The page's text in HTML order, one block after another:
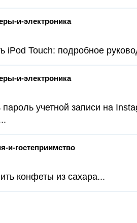
и-электроника
iPod Touch: подробное
и-электроника
пароль учетной записи на
и-гостеприимство
конфеты из сахара...